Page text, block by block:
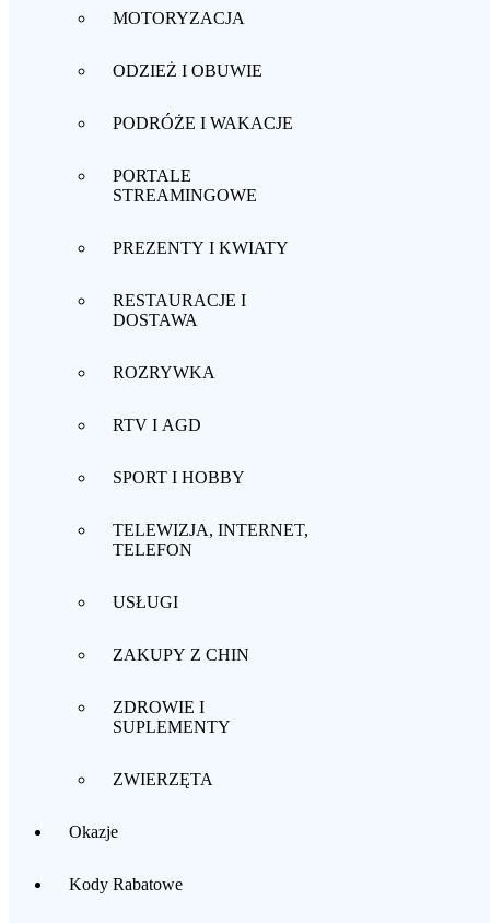
MOTORYZACJA
ODZIEŻ I OBUWIE
PODRÓŻE I WAKACJE
PORTALE
STREAMINGOWE
PREZENTY I KWIATY
RESTAURACJE I
DOSTAWA
ROZRYWKA
RTV I AGD
SPORT I HOBBY
TELEWIZJA, INTERNET,
TELEFON
USŁUGI
ZAKUPY Z CHIN
ZDROWIE I
SUPLEMENTY
ZWIERZĘTA
Okazje
Kody Rabatowe